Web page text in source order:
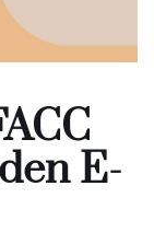
E-